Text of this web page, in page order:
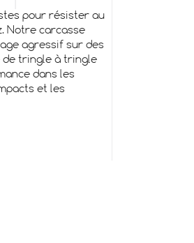
pour résister au
Notre carcasse
agressif sur des
de tringle à tringle
dans les
et les